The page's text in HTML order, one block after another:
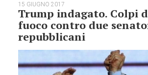
15 GIUGNO 2017
Trump indagato. Colpi
fuoco contro due
repubblicani